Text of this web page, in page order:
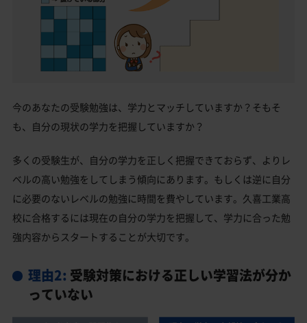
今のあなたの受験勉強は、学力とマッチしていますか？そもそ
も、自分の現状の学力を把握していますか？
多くの受験生が、自分の学力を正しく把握できておらず、よりレ
ベルの高い勉強をしてしまう傾向にあります。もしくは逆に自分
に必要のないレベルの勉強に時間を費やしています。久喜工業高
校に合格するには現在の自分の学力を把握して、学力に合った勉
強内容からスタートすることが大切です。
理由2: 受験対策における正しい学習法が分か
っていない